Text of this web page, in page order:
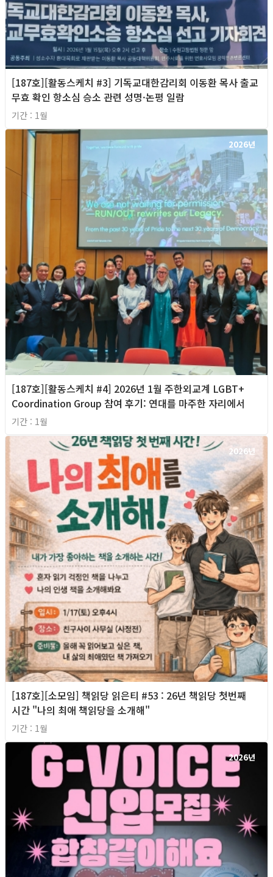
[187호][활동스케치 #3] 기독교대한감리회 이동환 목사 출교
무효 확인 항소심 승소 관련 성명·논평 일람
기간 : 1월
2026년
[187호][활동스케치 #4] 2026년 1월 주한외교계 LGBT+
Coordination Group 참여 후기: 연대를 마주한 자리에서
기간 : 1월
2026년
[187호][소모임] 책읽당 읽은티 #53 : 26년 책읽당 첫번째
시간 "나의 최애 책읽당을 소개해"
기간 : 1월
2026년